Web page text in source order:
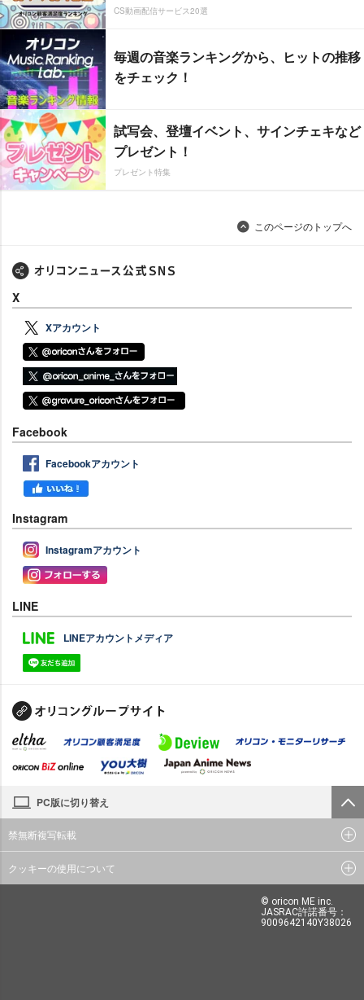
CS動画配信サービス20選
毎週の音楽ランキングから、ヒットの推移
をチェック！
試写会、登壇イベント、サインチェキなど
プレゼント！
プレゼント特集
このページのトップへ
X
Xアカウント
Facebook
Facebookアカウント
Instagram
Instagramアカウント
LINE
LINEアカウントメディア
PC版に切り替え
禁無断複写転載
クッキーの使用について
© oricon ME inc.
JASRAC許諾番号：
9009642140Y38026